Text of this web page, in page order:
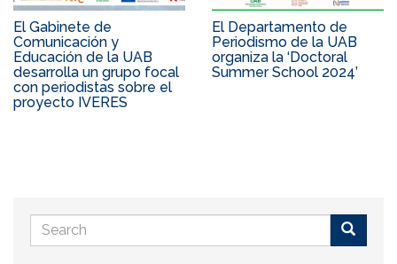
El Gabinete de
Comunicación y
Educación de la UAB
desarrolla un grupo focal
con periodistas sobre el
proyecto IVERES
El Departamento de
Periodismo de la UAB
organiza la ‘Doctoral
Summer School 2024’
Search
form